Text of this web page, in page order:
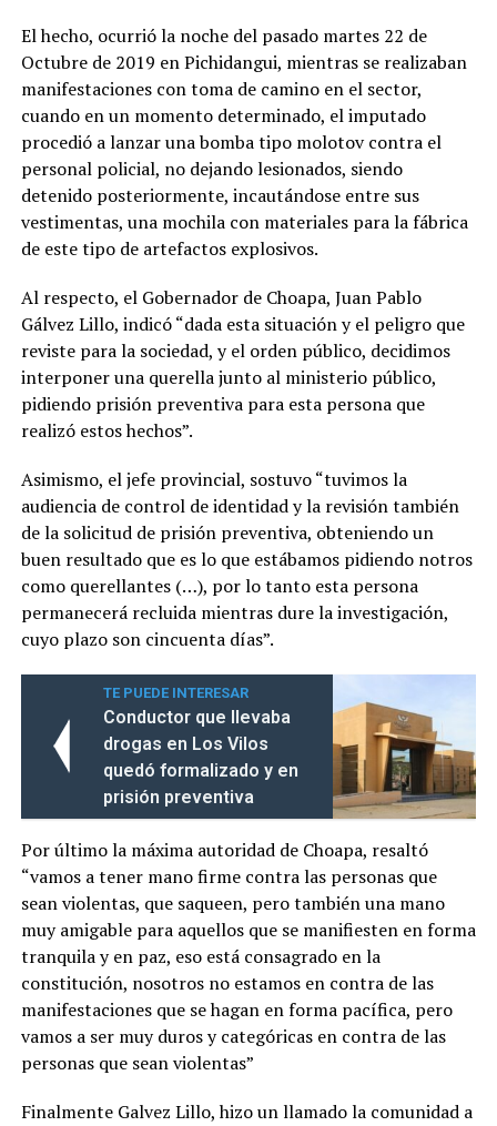
El hecho, ocurrió la noche del pasado martes 22 de
Octubre de 2019 en Pichidangui, mientras se realizaban
manifestaciones con toma de camino en el sector,
cuando en un momento determinado, el imputado
procedió a lanzar una bomba tipo molotov contra el
personal policial, no dejando lesionados, siendo
detenido posteriormente, incautándose entre sus
vestimentas, una mochila con materiales para la fábrica
de este tipo de artefactos explosivos.
Al respecto, el Gobernador de Choapa, Juan Pablo
Gálvez Lillo, indicó “dada esta situación y el peligro que
reviste para la sociedad, y el orden público, decidimos
interponer una querella junto al ministerio público,
pidiendo prisión preventiva para esta persona que
realizó estos hechos”.
Asimismo, el jefe provincial, sostuvo “tuvimos la
audiencia de control de identidad y la revisión también
de la solicitud de prisión preventiva, obteniendo un
buen resultado que es lo que estábamos pidiendo notros
como querellantes (…), por lo tanto esta persona
permanecerá recluida mientras dure la investigación,
cuyo plazo son cincuenta días”.
TE PUEDE INTERESAR
Conductor que llevaba
drogas en Los Vilos
quedó formalizado y en
prisión preventiva
Por último la máxima autoridad de Choapa, resaltó
“vamos a tener mano firme contra las personas que
sean violentas, que saqueen, pero también una mano
muy amigable para aquellos que se manifiesten en forma
tranquila y en paz, eso está consagrado en la
constitución, nosotros no estamos en contra de las
manifestaciones que se hagan en forma pacífica, pero
vamos a ser muy duros y categóricas en contra de las
personas que sean violentas”
Finalmente Galvez Lillo, hizo un llamado la comunidad a